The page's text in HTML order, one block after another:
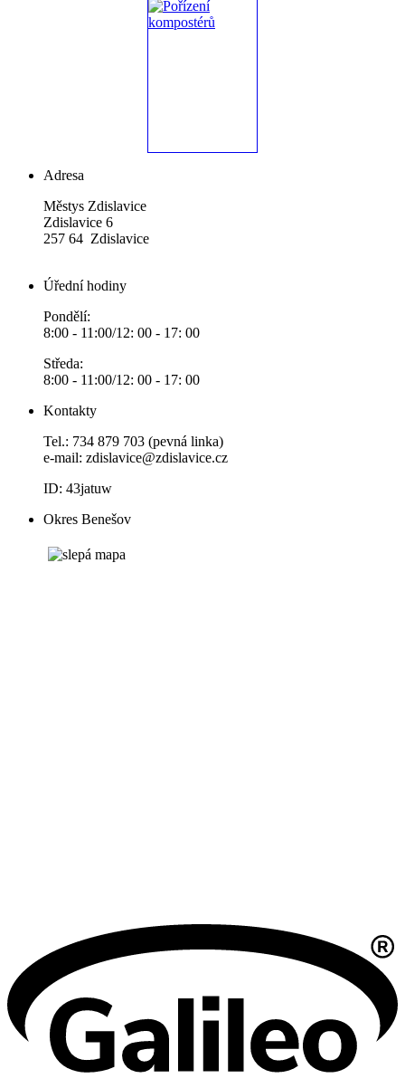
Adresa
Městys Zdislavice
Zdislavice 6
257 64 Zdislavice
Úřední hodiny
Pondělí:
8:00 - 11:00/12: 00 - 17: 00
Středa:
8:00 - 11:00/12: 00 - 17: 00
Kontakty
Tel.: 734 879 703 (pevná linka)
e-mail: zdislavice@zdislavice.cz
ID: 43jatuw
Okres Benešov